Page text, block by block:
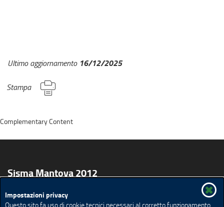
Ultimo aggiornamento 16/12/2025
Stampa
Impostazioni privacy
Questo sito fa uso di cookie tecnici necessari al corretto funzionamento
Sisma Mantova 2012
Per i Cittadini Per le Imprese
Per gli Enti Locali
Complementary Content